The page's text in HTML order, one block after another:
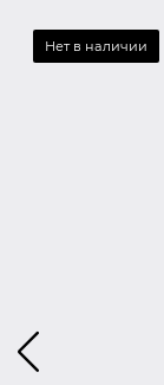
Нет в наличии